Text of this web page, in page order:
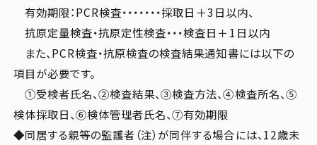
有効期限：PCR検査・・・・・・・採取日＋3日以内、
抗原定量検査・抗原定性検査・・・検査日＋1日以内
また、PCR検査・抗原検査の検査結果通知書には以下の
項目が必要です。
①受検者氏名、②検査結果、③検査方法、④検査所名、⑤
検体採取日、⑥検体管理者氏名、⑦有効期限
◆同居する親等の監護者（注）が同伴する場合には、12歳未